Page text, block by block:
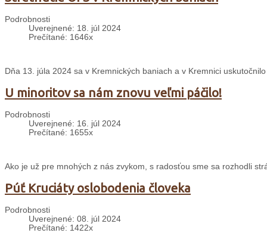
Podrobnosti
Uverejnené: 18. júl 2024
Prečítané: 1646x
Dňa 13. júla 2024 sa v Kremnických baniach a v Kremnici
U minoritov sa nám znovu veľmi páčilo!
Podrobnosti
Uverejnené: 16. júl 2024
Prečítané: 1655x
Ako je už pre mnohých z nás zvykom, s radosťou sme sa rozhodli
Púť Kruciáty oslobodenia človeka
Podrobnosti
Uverejnené: 08. júl 2024
Prečítané: 1422x